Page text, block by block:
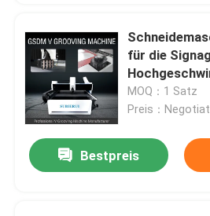
für die
Maschine
MOQ：1 Satz
Preis：
Bestpreis